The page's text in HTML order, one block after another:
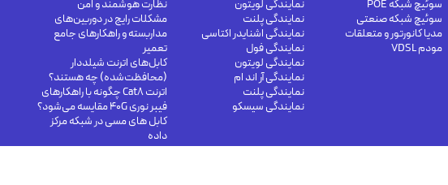
سوئیچ شبکه POE
سوئیچ شبکه صنعتی
مدیا کانورتور و متعلقات
مودم VDSL
نمایندگی لویتون
نمایندگی پلنت
نمایندگی اشنایدر اکتاسی
نمایندگی فول
نمایندگی لویتون
نمایندگی آر اند ام
نمایندگی پلنت
نمایندگی سیسکو
نظارت هوشمند و امن
مشکلات رایج در دوربین‌های
مداربسته و راهکارهای جامع
تعمیر
کابل‌های اترنت شیلددار
(محافظت‌شده) چه هستند؟
اترنت Cat8 چگونه با راهکارهای
فیبر نوری 40G مقایسه می‌شود؟
کابل های مسی در شبکه مرکز
داده